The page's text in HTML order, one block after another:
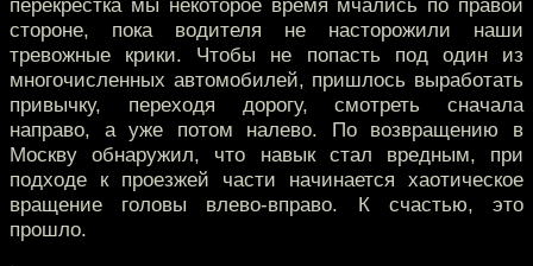
перекрестка мы некоторое время мчались по правой
стороне, пока водителя не насторожили наши
тревожные крики. Чтобы не попасть под один из
многочисленных автомобилей, пришлось выработать
привычку, переходя дорогу, смотреть сначала
направо, а уже потом налево. По возвращению в
Москву обнаружил, что навык стал вредным, при
подходе к проезжей части начинается хаотическое
вращение головы влево-вправо. К счастью, это
прошло.